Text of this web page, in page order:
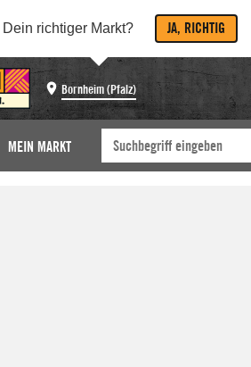
Dein richtiger Markt? JA, RICHTIG
Bornheim (Pfalz)
MEIN MARKT